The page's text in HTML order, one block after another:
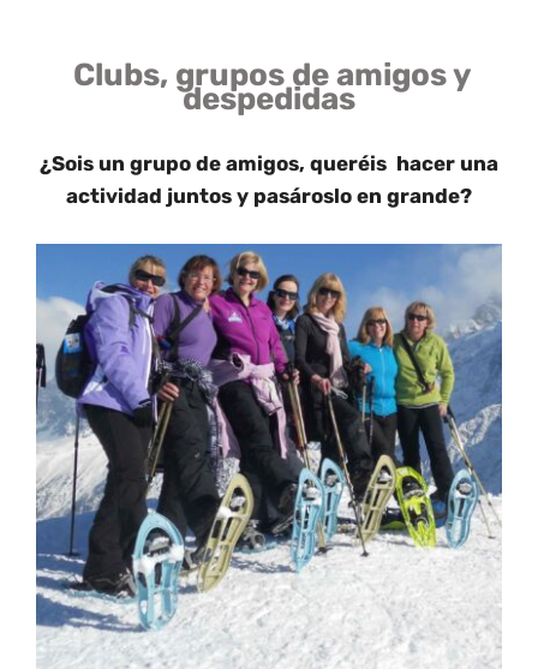
Clubs, grupos de amigos y
despedidas
¿Sois un grupo de amigos, queréis hacer una
actividad juntos y pasároslo en grande?